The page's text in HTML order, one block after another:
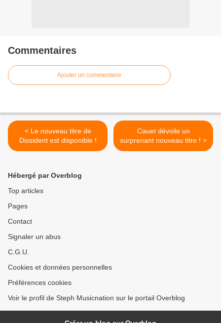
Commentaires
Ajouter un commentaire
< Le nouveau titre de
Dissident est disponible !
Cauet dévoile un
surprenant nouveau titre ! >
Hébergé par Overblog
Top articles
Pages
Contact
Signaler un abus
C.G.U.
Cookies et données personnelles
Préférences cookies
Voir le profil de Steph Musicnation sur le portail Overblog